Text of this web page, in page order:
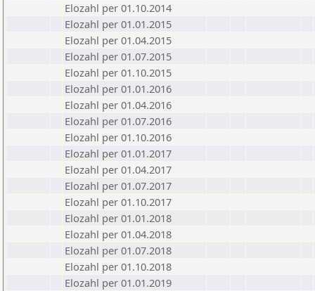
Elozahl per 01.10.2014
Elozahl per 01.01.2015
Elozahl per 01.04.2015
Elozahl per 01.07.2015
Elozahl per 01.10.2015
Elozahl per 01.01.2016
Elozahl per 01.04.2016
Elozahl per 01.07.2016
Elozahl per 01.10.2016
Elozahl per 01.01.2017
Elozahl per 01.04.2017
Elozahl per 01.07.2017
Elozahl per 01.10.2017
Elozahl per 01.01.2018
Elozahl per 01.04.2018
Elozahl per 01.07.2018
Elozahl per 01.10.2018
Elozahl per 01.01.2019